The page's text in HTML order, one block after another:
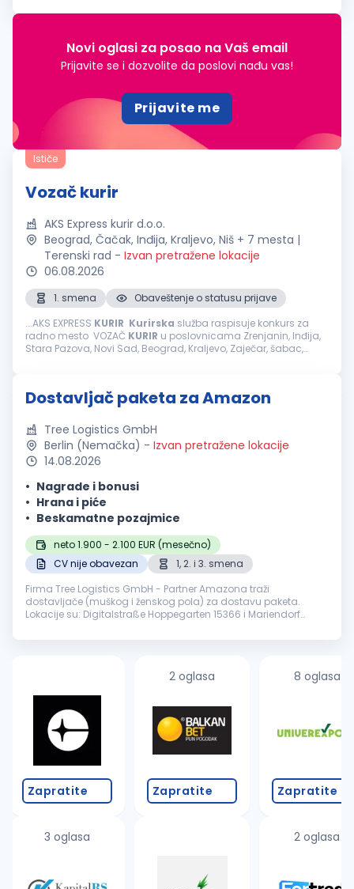
Novi oglasi za posao na Vaš email
Prijavite se i dozvolite da poslovi nađu vas!
Prijavite me
Ističe
Vozač kurir
AKS Express kurir d.o.o.
Beograd, Čačak, Inđija, Kraljevo, Niš + 7 mesta |
Terenski rad - Izvan pretražene lokacije
06.08.2026
1. smena
Obaveštenje o statusu prijave
...AKS EXPRESS KURIR Kurirska služba raspisuje konkurs za
radno mesto VOZAČ KURIR
Stara Pazova, Novi Sad, Beograd, Kraljevo, Zaječar, šabac,
Dostavljač paketa za Amazon
Tree Logistics GmbH
Berlin (Nemačka) - Izvan pretražene lokacije
14.08.2026
Nagrade i bonusi
Hrana i piće
Beskamatne pozajmice
neto 1.900 - 2.100 EUR (mesečno)
CV nije obavezan
1, 2. i 3. smena
Firma Tree Logistics GmbH - Partner Amazona traži
dostavljače (muškog i ženskog pola) za dostavu paketa.
Lokacije su: Digitalstraße Hoppegarten 15366 i Mariendorf
jezika i osnove nemačko...
Zapratite
3 oglasa
2 oglasa
Zapratite
8 oglasa
Zapratite
2 oglasa